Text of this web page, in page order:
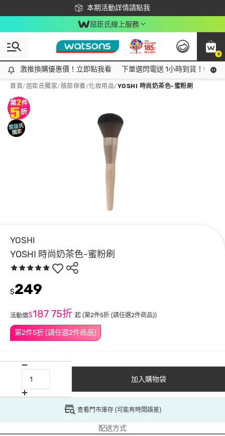
本期活動詳情請點我
下載app最高回饋$350
屈臣氏線上服務
0
激推換購優惠價！立即點我看
激推換購優惠價！立即點我看 下單選閃電送 1小時到貨！領神
首頁/ 屈臣氏獨家/臉部保養/化妝用品/YOSHI 時尚奶茶色-蜜粉刷
YOSHI
YOSHI 時尚奶茶色-蜜粉刷
第2件5折 (請任選2件商品)
$249
活動價$187 75折 起 (第2件5折 (請任選2件商品))
加入購物袋
查看門市庫存 (可能有時間誤差)
配送方式